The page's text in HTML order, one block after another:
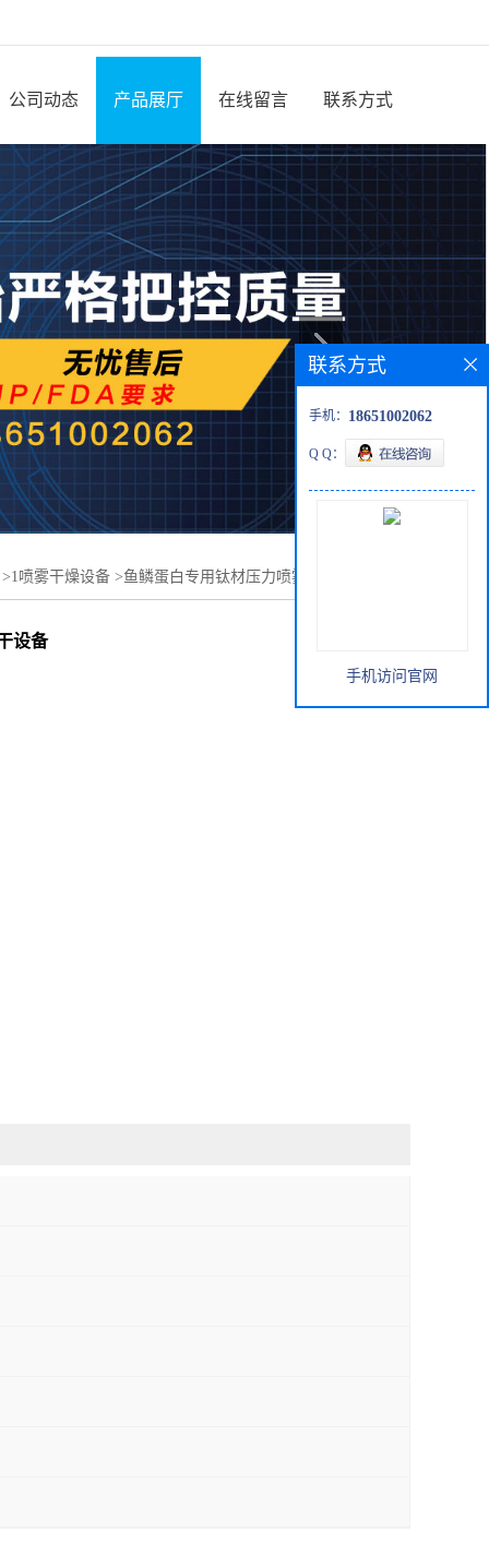
公司动态 产品展厅 在线留言 联系方式
1喷雾干燥设备 >鱼鳞蛋白专用钛材压力喷雾干燥机 喷粉
设备
联系方式
手机： 18651002062
Q Q：
手机访问官网